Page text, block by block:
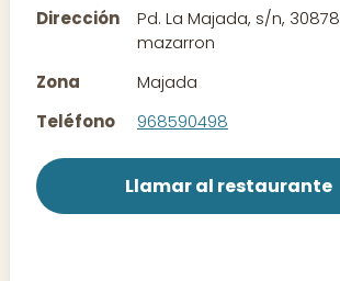
Contacto
Dirección
Pd. La Majada, s/n, 30878
mazarron
Zona
Majada
Teléfono
968590498
Llamar al restaurante